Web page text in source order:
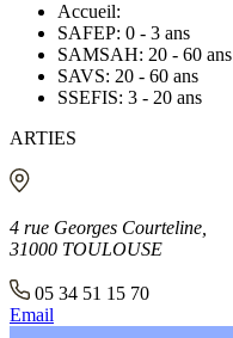
Accueil:
SAFEP: 0 - 3 ans
SAMSAH: 20 - 60 ans
SAVS: 20 - 60 ans
SSEFIS: 3 - 20 ans
ARTIES
4 rue Georges Courteline,
31000 TOULOUSE
05 34 51 15 70
Email